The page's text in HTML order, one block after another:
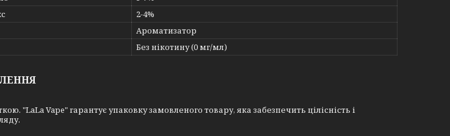
2-4%
Ароматизатор
Без нікотину (0 мг/мл)
"LaLa Vape" гарантує упаковку замовленого товару, яка забезпечить цілісність і